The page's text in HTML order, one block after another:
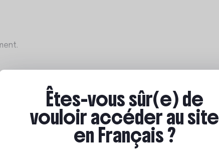
:2 396 € à 2 878 € brut mensuels
selon le profil et l’expérience.
par l’employeur.
développement durable
reconvertir dans les métiers de la
Êtes-vous sûr(e) de
vouloir accéder au site
en Français ?